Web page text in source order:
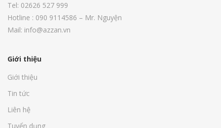
Tel: 02626 527 999
Hotline : 090 9114586 – Mr. Nguyện
Mail: info@azzan.vn
Giới thiệu
Giới thiệu
Tin tức
Liên hệ
Tuyển dụng